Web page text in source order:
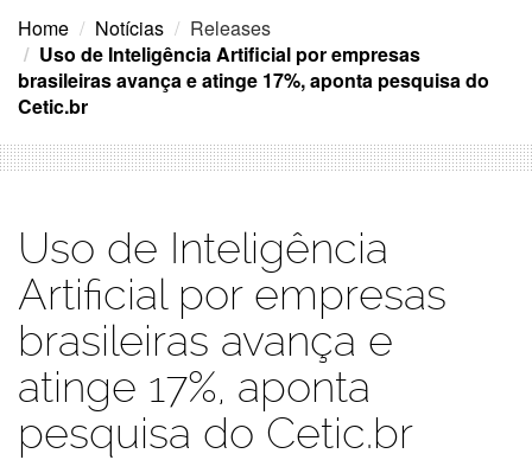
Home Notícias
Releases
Uso de Inteligência Artificial por empresas
brasileiras avança e atinge 17%, aponta pesquisa do
Cetic.br
Uso de Inteligência
Artificial por empresas
brasileiras avança e
atinge 17%, aponta
pesquisa do Cetic.br